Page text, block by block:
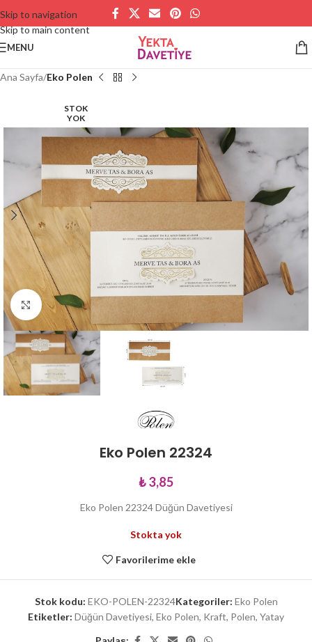
Skip to navigation
Skip to main content
MENU
Ana Sayfa Eko Polen
STOK
YOK
Büyütmek için tıklayın
Eko Polen 22324
₺3,85
Eko Polen 22324 Düğün Davetiyesi
Stokta yok
Favorilerime ekle
Stok kodu: EKO-POLEN-22324Kategoriler: Eko Polen
Etiketler: Düğün Davetiyesi, Eko Polen, Kraft, Polen, Yatay